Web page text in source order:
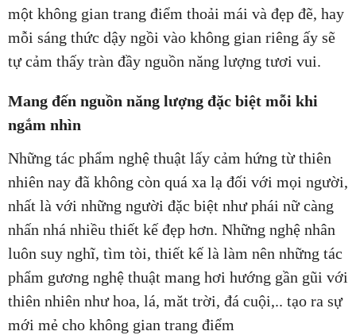
một không gian trang điểm thoải mái và đẹp đẽ, hay
mỗi sáng thức dậy ngồi vào không gian riêng ấy sẽ
tự cảm thấy tràn đầy nguồn năng lượng tươi vui.
Mang đến nguồn năng lượng đặc biệt mỗi khi
ngắm nhìn
Những tác phẩm nghệ thuật lấy cảm hứng từ thiên
nhiên nay đã không còn quá xa lạ đối với mọi người,
nhất là với những người đặc biệt như phái nữ càng
nhấn nhá nhiều thiết kế đẹp hơn. Những nghệ nhân
luôn suy nghĩ, tìm tòi, thiết kế là làm nên những tác
phẩm gương nghệ thuật mang hơi hướng gần gũi với
thiên nhiên như hoa, lá, măt trời, đá cuội,.. tạo ra sự
mới mẻ cho không gian trang điểm